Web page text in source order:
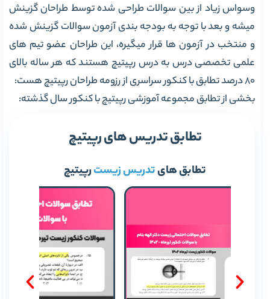
وسواس زیاد از بین سوالات طراحی شده توسط طراحان گزینش
میشه و بعد با توجه به بودجه بندی آزمون سوالات گزینش شده
و منتخب در آزمون ها قرار میگیره، این طراحان عضو تیم های
علمی تخصصی درس به درس رپیتیچ هستند که هر ساله بالای
80 درصد تطابق با کنکور سراسری از رزومه طراحان رپیتیچ هست:
بخشی از تطابق مجموعه آموزشی رپیتیچ با کنکور سال گذشته:
تطابق تدریس های رپیتیچ
تطابق هایتدریس زیسترپیتیچ